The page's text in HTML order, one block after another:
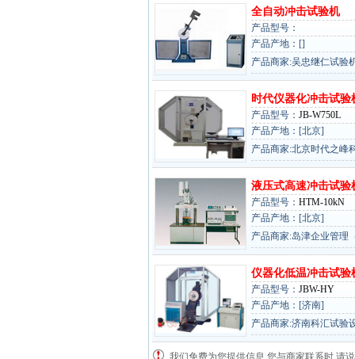
全自动冲击试验机
产品型号：
产品产地：[]
产品商家:吴忠继仁试验
时代仪器化冲击试验
产品型号： JB-W750L
产品产地：[北京]
产品商家:北京时代之峰
液压式高速冲击试验
产品型号： HTM-10kN
产品产地：[北京]
产品商家:岛津企业管理
仪器化低温冲击试验
产品型号： JBW-HY
产品产地：[济南]
产品商家:济南科汇试验
我们免费为您提供信息,您与商家联系时,请